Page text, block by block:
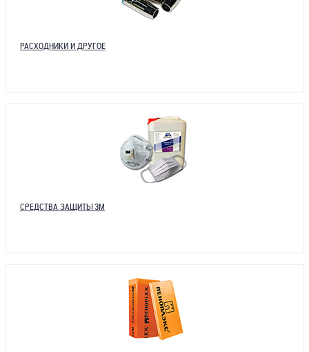
РАСХОДНИКИ И ДРУГОЕ
СРЕДСТВА ЗАЩИТЫ 3М